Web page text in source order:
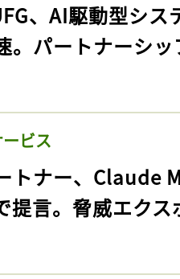
、AI駆動型シ
。パートナーシ
ビス
トナー、Claude
提言。脅威エク
ログイン